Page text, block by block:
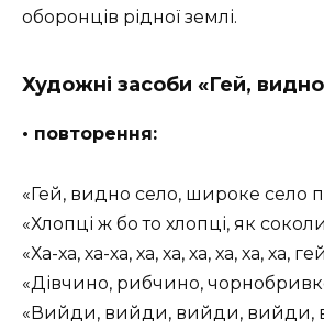
оборонців рідної землі.
Художні засоби «Гей,
• повторення:
«Гей, видно село, широке село
«Хлопці ж бо то хлопці, як
«Ха-ха, ха-ха, ха, ха, ха, ха, ха, ха,
«Дівчино, рибчино,
«Вийди, вийди, вийди, вийди,